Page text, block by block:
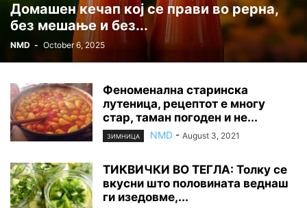
Домашен кечап кој се прави во рерна,
без мешање и без...
NMD - October 6, 2025
Феноменална старинска
лутеница, рецептот е многу
стар, таман погоден и не...
ЗИМНИЦА NMD - August 3, 2021
ТИКВИЧКИ ВО ТЕГЛА: Толку се
вкусни што половината веднаш
ги изедовме,...